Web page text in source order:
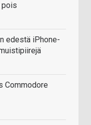
pois
edestä iPhone-
Commodore